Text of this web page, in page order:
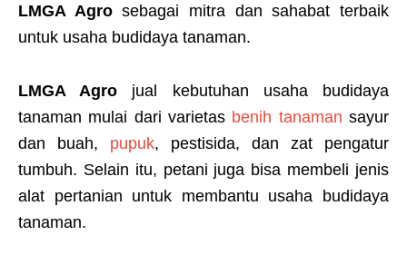
LMGA Agrosebagai mitra dan sahabat terbaik
untuk usaha budidaya tanaman.
LMGA Agro jual kebutuhan usaha budidaya
tanaman mulai dari varietas benih tanaman sayur
dan buah, pupuk, pestisida, dan zat pengatur
tumbuh. Selain itu, petani juga bisa membeli jenis
alat pertanian untuk membantu usaha budidaya
tanaman.